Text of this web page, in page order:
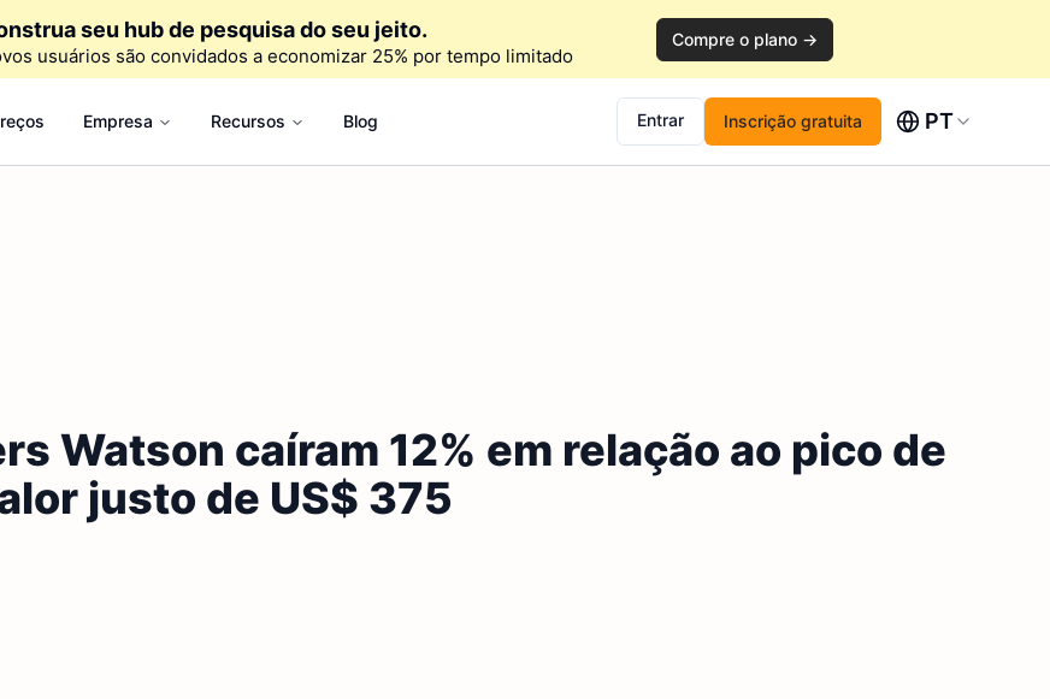
seu hub de pesquisa do seu jeito.
usuários são convidados a economizar 25% por tempo limitado
Compre o plano →
Empresa Recursos Blog Entrar Inscrição gratuita PT
Watson caíram 12% em relação ao pico de
justo de US$ 375